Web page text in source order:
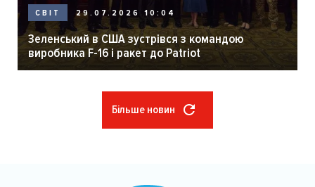
СВІТ 29.07.2026 10:04
Зеленський в США зустрівся з командою
виробника F-16 і ракет до Patriot
Більше новин